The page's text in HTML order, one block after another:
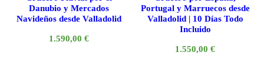
Danubio y Mercados
Navideños desde Valladolid
1.590,00 €
Portugal y Marruecos desde
Valladolid | 10 Días Todo
Incluido
1.550,00€